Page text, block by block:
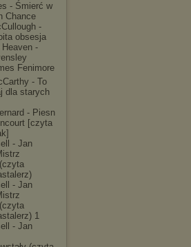
- Śmierć w
Chance
-
obsesja
-
Fenimore
- To
dla starych
- Piesn
[czyta
- Jan
- Jan
1
- Jan